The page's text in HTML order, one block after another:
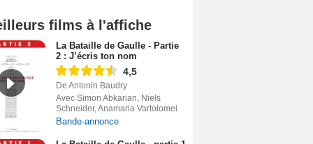
films à l'affiche
La Bataille de Gaulle - Partie
2 : J’écris ton nom
4,5
De Antonin Baudry
Avec Simon Abkarian, Niels
Schneider, Anamaria Vartolomei
Bande-annonce